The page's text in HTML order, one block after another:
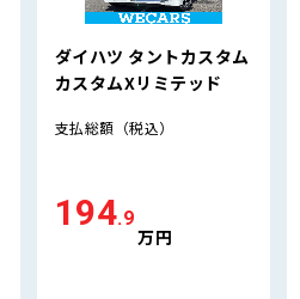
ダイハツ タントカスタム
カスタムXリミテッド
支払総額 （税込）
194.9
万円